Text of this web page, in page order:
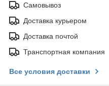
Самовывоз
Доставка курьером
Доставка почтой
Транспортная компания
Все условия доставки